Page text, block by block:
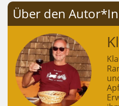
Über den